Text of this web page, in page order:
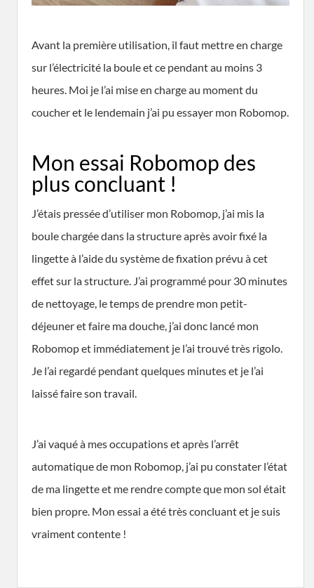
Avant la première utilisation, il faut mettre en charge
sur l’électricité la boule et ce pendant au moins 3
heures. Moi je l’ai mise en charge au moment du
coucher et le lendemain j’ai pu essayer mon Robomop.
Mon essai Robomop des
plus concluant !
J’étais pressée d’utiliser mon Robomop, j’ai mis la
boule chargée dans la structure après avoir fixé la
lingette à l’aide du système de fixation prévu à cet
effet sur la structure. J’ai programmé pour 30 minutes
de nettoyage, le temps de prendre mon petit-
déjeuner et faire ma douche, j’ai donc lancé mon
Robomop et immédiatement je l’ai trouvé très rigolo.
Je l’ai regardé pendant quelques minutes et je l’ai
laissé faire son travail.
J’ai vaqué à mes occupations et après l’arrêt
automatique de mon Robomop, j’ai pu constater l’état
de ma lingette et me rendre compte que mon sol était
bien propre. Mon essai a été très concluant et je suis
vraiment contente !